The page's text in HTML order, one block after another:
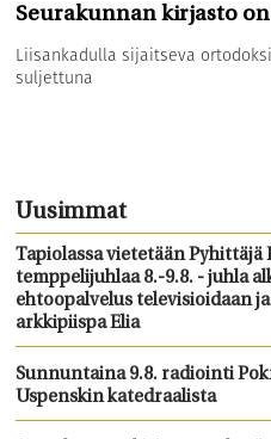
Seurakunnan kirjasto
Liisankadulla sijaitseva
suljettuna
Uusimmat
Tapiolassa vietetään
temppelijuhlaa 8.-9.8. - juhla
ehtoopalvelus televisioidaan
arkkipiispa Elia
Sunnuntaina 9.8. radiointi
Uspenskin katedraalista